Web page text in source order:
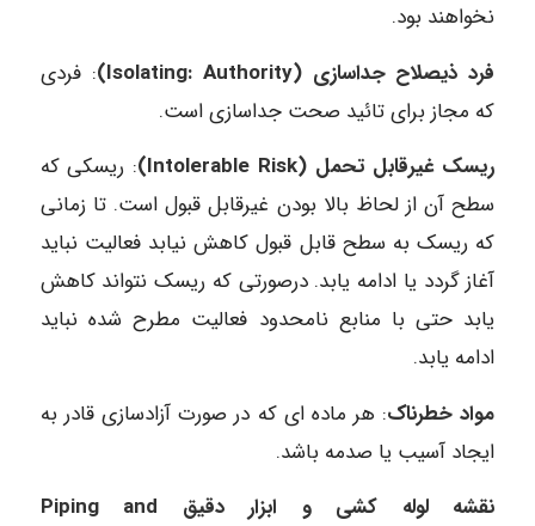
نخواهند بود.
فرد ذیصلاح جداسازی (Isolating: Authority)
: فردی
که مجاز برای تائید صحت جداسازی است.
ریسک غیرقابل تحمل (Intolerable Risk)
: ریسکی که
سطح آن از لحاظ بالا بودن غیرقابل قبول است. تا زمانی
که ریسک به سطح قابل قبول کاهش نیابد فعالیت نباید
آغاز گردد یا ادامه یابد. درصورتی که ریسک نتواند کاهش
یابد حتی با منابع نامحدود فعالیت مطرح شده نباید
ادامه یابد.
مواد خطرناک: هر ماده ای که در صورت آزادسازی قادر به
ایجاد آسیب یا صدمه باشد.
نقشه لوله کشی و ابزار دقیق Piping and